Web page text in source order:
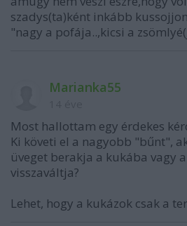
szadys(ta)ként inkább
"nagy a pofája..,kicsi a
Marianka55
Most hallottam egy érdekes
Ki követi el a nagyobb "bűnt",
üveget berakja a kukába vagy
visszaváltja?
Lehet, hogy a kukázok csak a